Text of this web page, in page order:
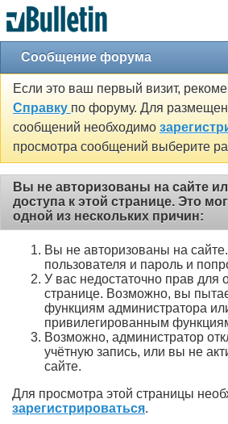
Сообщение форума
Если это ваш первый визит,
Справку по форуму. Для
сообщений необходимо
просмотра сообщений выберите
Вы не авторизованы на сайте
доступа к этой странице. Это
одной из нескольких причин:
Вы не авторизованы на
пользователя и пароль и
У вас недостаточно прав для
странице. Возможно, вы
функциям администратора
привилегированным
Возможно, администратор
учётную запись, или вы не
сайте.
Для просмотра этой страницы
зарегистрироваться.